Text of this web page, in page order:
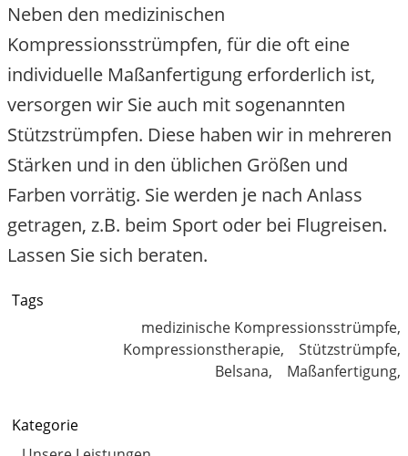
Neben den medizinischen
Kompressionsstrümpfen, für die oft eine
individuelle Maßanfertigung erforderlich ist,
versorgen wir Sie auch mit sogenannten
Stützstrümpfen. Diese haben wir in mehreren
Stärken und in den üblichen Größen und
Farben vorrätig. Sie werden je nach Anlass
getragen, z.B. beim Sport oder bei Flugreisen.
Lassen Sie sich beraten.
Tags
medizinische
Kompressionstherapie
Belsana
Kategorie